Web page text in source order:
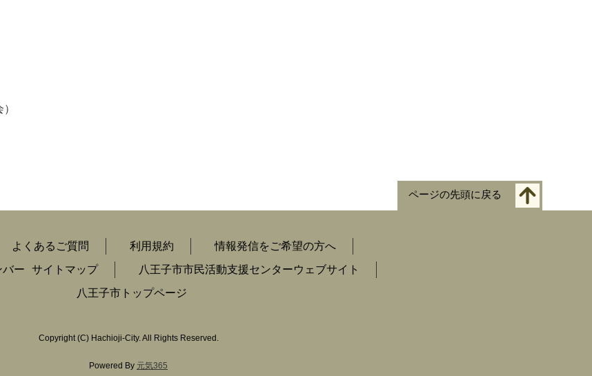
ページの先頭に戻る
よくあるご質問 利用規約
情報発信をご希望の方へ
バー
サイトマップ
八王子市市民活動支援センターウェブサイト
八王子市トップページ
Copyright(C) Hachioji-City. All Rights Reserved.
Powered By 元気365